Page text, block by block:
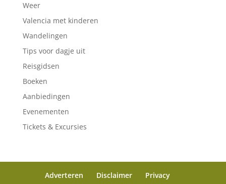
Weer
Valencia met kinderen
Wandelingen
Tips voor dagje uit
Reisgidsen
Boeken
Aanbiedingen
Evenementen
Tickets & Excursies
Adverteren Disclaimer Privacy